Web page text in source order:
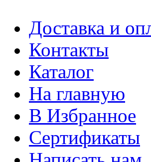
Доставка и
Контакты
Каталог
На главную
В Избранное
Сертификаты